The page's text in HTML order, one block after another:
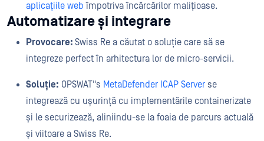
aplicațiile web împotriva încărcărilor malițioase.
Automatizare și integrare
Provocare: Swiss Re a căutat o soluție care să se
integreze perfect în arhitectura lor de micro-servicii.
Soluție: OPSWAT"s MetaDefender ICAP Server se
integrează cu ușurință cu implementările containerizate
și le securizează, aliniindu-se la foaia de parcurs actuală
și viitoare a Swiss Re.